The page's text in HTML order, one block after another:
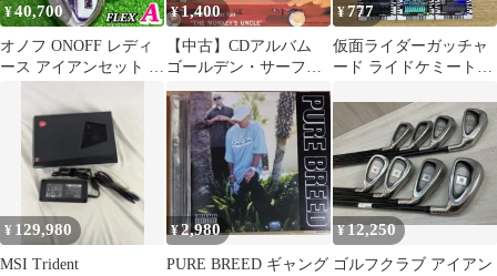
¥40,700
オノフ ONOFF レディ
ース アイアンセット 6
¥1,400
【中古】CDアルバム
ゴールデン・サーフィ
ン
¥777
仮面ライダーガッチャ
ード ライドケミートレ
¥ 129,980
MSI Trident
¥2,980
PURE BREED ギャング
¥12,250
ゴルフクラブ アイアン